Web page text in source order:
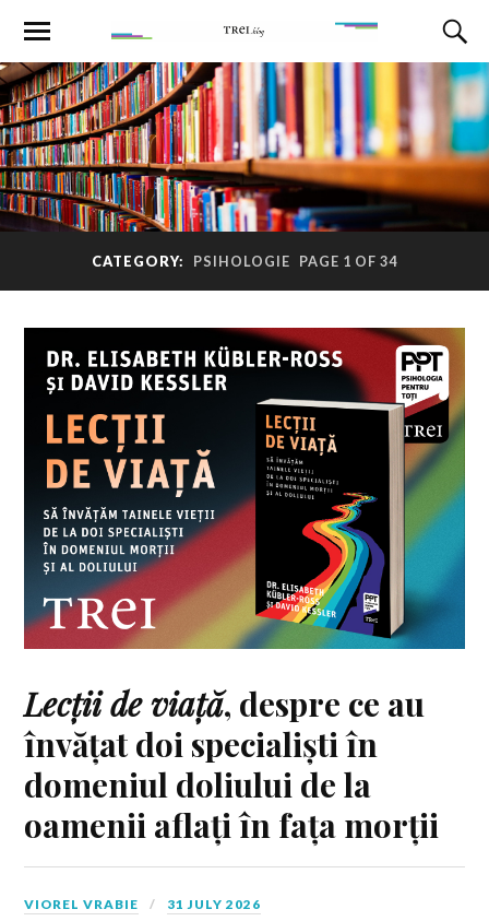
CATEGORY: PSIHOLOGIE PAGE 1 OF 34
Lecții de viață, despre ce au
învățat doi specialiști în
domeniul doliului de la
oamenii aflați în fața morții
VIOREL VRABIE 31 JULY 2026